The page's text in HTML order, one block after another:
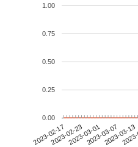
2023-02-172023-02-232023-03-012023-03-072023-03-13
0.00
0.25
0.50
0.75
1.00